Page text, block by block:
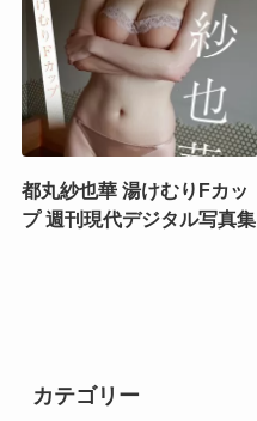
都丸紗也華 湯けむりFカッ
プ 週刊現代デジタル写真集
カテゴリー